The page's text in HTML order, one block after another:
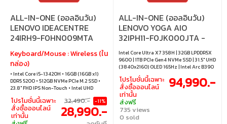
ALL-IN-ONE (ออลอินวัน)
LENOVO IDEACENTRE
24IRH9-F0HN009MTA
Keyboard/Mouse : Wireless (ใน
กล่อง)
• Intel Core i5-13420H • 16GB (16GB x1)
DDR5 5200 • 512GB NVMe PCIe M.2 SSD •
23.8" FHD IPS Non-Touch • Intel UHD
Graphics (Integrated) • Windows 11 Home
โปรโมชั่นนี้เฉพาะ
สั่งซื้อออนไลน์
เท่านั้น
32,490.- -11%
28,990.-
ALL-IN-ONE (ออลอินวัน)
LENOVO YOGA AIO
32IPH11-F0JK000JTA -
SEASHELL
Intel Core Ultra X7 358H | 32GB LPDDR5X
9600 | 1TB PCIe Gen4 NVMe SSD | 31.5" UHD
(3840x2160) OLED 165Hz | Intel Arc B390
(Integrated) | Windows 11 Home / Office
Home 2024 / Microsoft 365 Basic
โปรโมชั่นนี้เฉพาะ
สั่งซื้อออนไลน์
เท่านั้น
ส่งฟรี
735 views
0 sold
94,990.-